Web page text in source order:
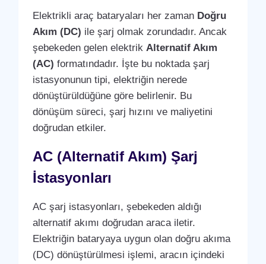
Elektrikli araç bataryaları her zaman Doğru
Akım (DC) ile şarj olmak zorundadır. Ancak
şebekeden gelen elektrik Alternatif Akım
(AC) formatındadır. İşte bu noktada şarj
istasyonunun tipi, elektriğin nerede
dönüştürüldüğüne göre belirlenir. Bu
dönüşüm süreci, şarj hızını ve maliyetini
doğrudan etkiler.
AC (Alternatif Akım) Şarj
İstasyonları
AC şarj istasyonları, şebekeden aldığı
alternatif akımı doğrudan araca iletir.
Elektriğin bataryaya uygun olan doğru akıma
(DC) dönüştürülmesi işlemi, aracın içindeki